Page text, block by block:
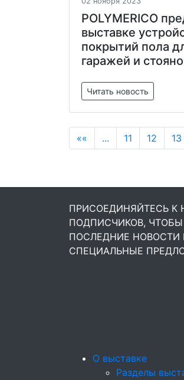
РOLYMERICO
выставке
покрытий пола
гаражей и
Читать новость
«« ... 11 12 13
ПРИСОЕДИНЯЙТЕСЬ К
ПОДПИСЧИКОВ,
ПОСЛЕДНИЕ НОВОСТИ
СПЕЦИАЛЬНЫЕ
О выставке
Разделы